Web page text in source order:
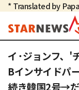
* Translated by
イ·ジョンフ、'
Bインサイドパ
続き韓国2号→